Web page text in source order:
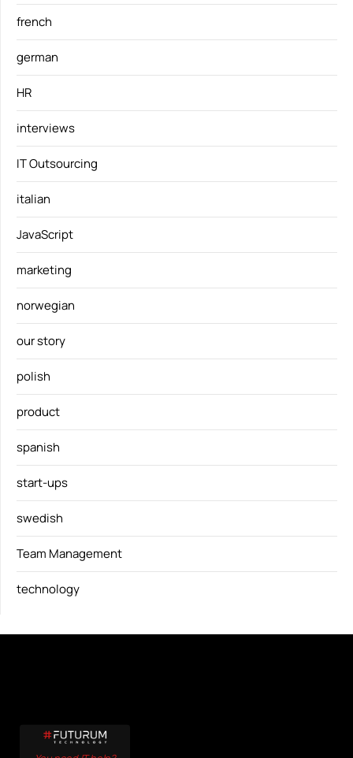
french
german
HR
interviews
IT Outsourcing
italian
JavaScript
marketing
norwegian
our story
polish
product
spanish
start-ups
swedish
Team Management
technology